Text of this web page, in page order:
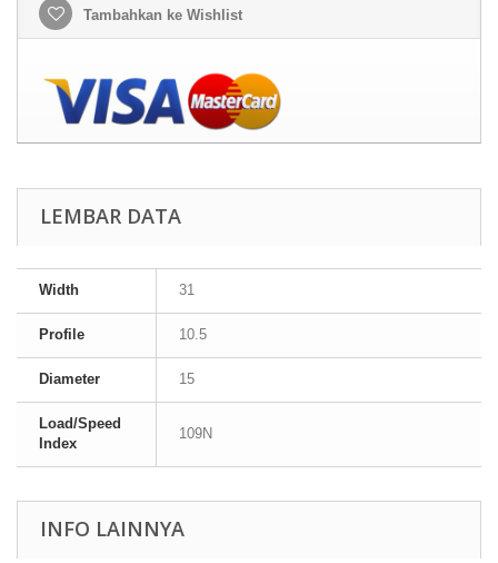
Tambahkan ke Wishlist
LEMBAR DATA
Width 31
Profile 10.5
Diameter 15
Load/Speed
Index
109N
INFO LAINNYA